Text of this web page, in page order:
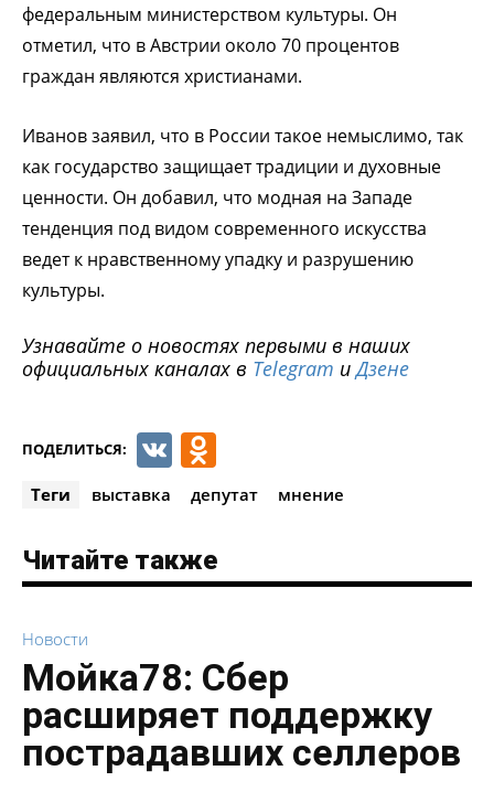
федеральным министерством культуры. Он
отметил, что в Австрии около 70 процентов
граждан являются христианами.
Иванов заявил, что в России такое немыслимо, так
как государство защищает традиции и духовные
ценности. Он добавил, что модная на Западе
тенденция под видом современного искусства
ведет к нравственному упадку и разрушению
культуры.
Узнавайте о новостях первыми в наших
официальных каналах в Telegram иДзене
ПОДЕЛИТЬСЯ: VK
Теги выставка депутат мнение
Читайте также
Новости
Мойка78: Сбер
расширяет поддержку
пострадавших селлеров